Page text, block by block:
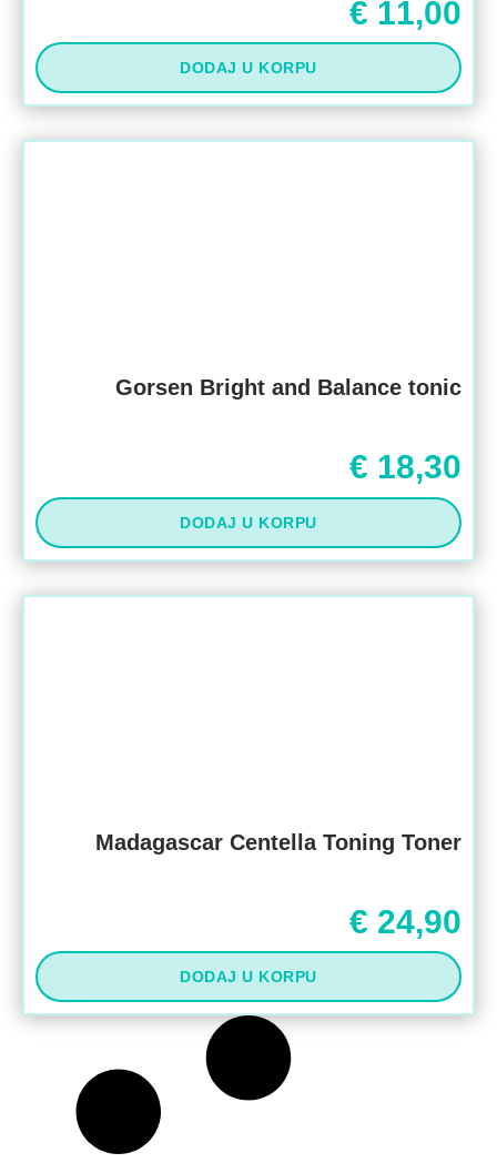
€ 11,00
DODAJ U KORPU
Gorsen Bright and Balance tonic
€ 18,30
DODAJ U KORPU
Madagascar Centella Toning Toner
€ 24,90
DODAJ U KORPU